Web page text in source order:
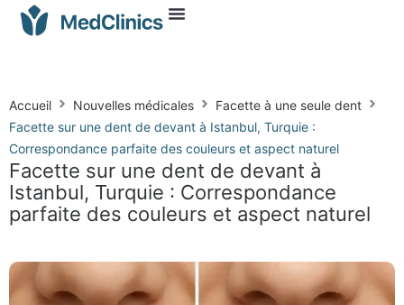
Facette sur une dent de devant à
Istanbul, Turquie : Correspondance
parfaite des couleurs et aspect naturel
Accueil Nouvelles médicales
Facette à une seule dent
Facette sur une dent de devant à Istanbul, Turquie :
Correspondance parfaite des couleurs et aspect naturel